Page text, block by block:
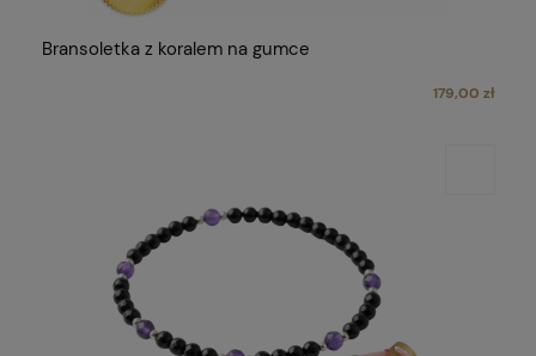
Bransoletka z koralem na gumce
179,00 zł